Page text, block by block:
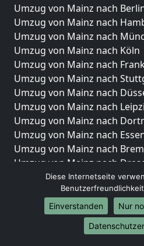
Umzug von Mainz nach
Umzug von Mainz nach
Umzug von Mainz nach
Umzug von Mainz nach Köln
Umzug von Mainz nach
Umzug von Mainz nach
Umzug von Mainz nach
Umzug von Mainz nach
Umzug von Mainz nach
Umzug von Mainz nach
Umzug von Mainz nach
Umzug von Mainz nach
Umzug von Mainz nach
Umzug von Mainz nach
Umzug von Mainz nach
Umzug von Mainz nach
Umzug von Mainz nach
Diese Internetseite
Einverstanden
Nur